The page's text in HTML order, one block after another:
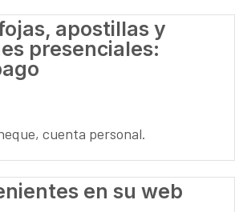
apostillas y
presenciales:
cuenta personal.
en su web